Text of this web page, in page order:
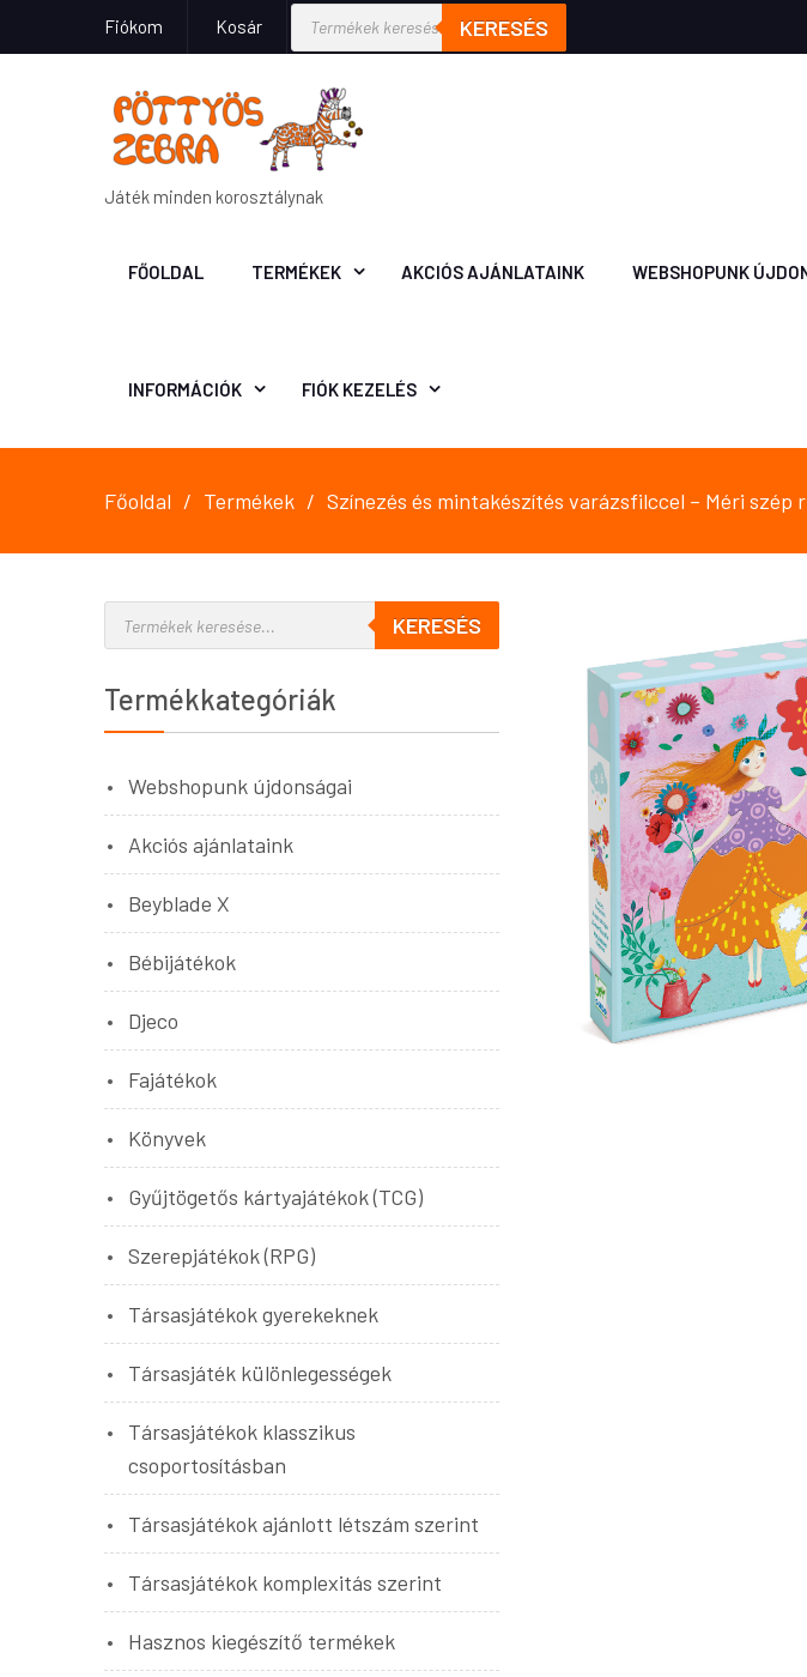
Fiókom Kosár KERESÉS
Játék minden korosztálynak
FŐOLDAL TERMÉKEK AKCIÓS AJÁNLATAINK WEBSHOPUNK
INFORMÁCIÓK FIÓK KEZELÉS
Főoldal Termékek Színezés és mintakészítés varázsfilccel – Méri szép
KERESÉS
Termékkategóriák
Webshopunk újdonságai
Akciós ajánlataink
Beyblade X
Bébijátékok
Djeco
Fajátékok
Könyvek
Gyűjtögetős kártyajátékok (TCG)
Szerepjátékok (RPG)
Társasjátékok gyerekeknek
Társasjáték különlegességek
Társasjátékok klasszikus
csoportosításban
Társasjátékok ajánlott létszám szerint
Társasjátékok komplexitás szerint
Hasznos kiegészítő termékek